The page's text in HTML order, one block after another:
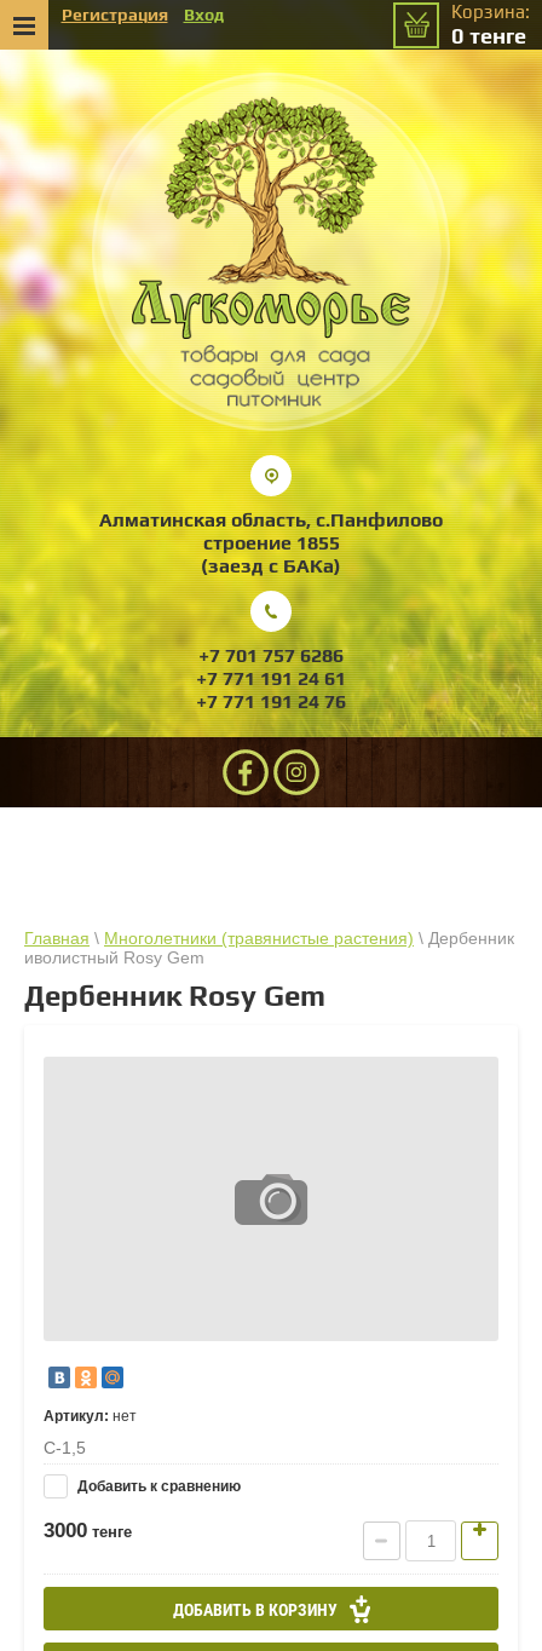
Корзина:
0 тенге
Регистрация Вход
Алматинская область, с.Панфилово
строение 1855
(заезд с БАКа)
+7 701 757 6286
+7 771 191 24 61
+7 771 191 24 76
Главная \ Многолетники (травянистые растения) \ Дербенник
иволистный Rosy Gem
Дербенник Rosy Gem
Артикул: нет
С-1,5
Добавить к сравнению
3000 тенге
ДОБАВИТЬ В КОРЗИНУ